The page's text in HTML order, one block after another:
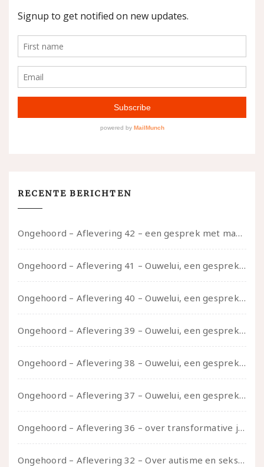
RECENTE BERICHTEN
Ongehoord – Aflevering 42 – een gesprek met marijn over seksueel opbloeien, het ouderschap uitvinden en verschillende leeftijden in je mee dragen
Ongehoord – Aflevering 41 – Ouwelui, een gesprek met Marcelle over polyamorie op latere leeftijd, (mantel)zorg voor je partners en seksueel plezier.
Ongehoord – Aflevering 40 – Ouwelui, een gesprek met Sadie Lune over vormende relaties en de geschiedenis van de queer pornobeweging
Ongehoord – Aflevering 39 – Ouwelui, een gesprek met Pepijn en Ivo over hun regenbooggezin, eigenzinnig ouder worden en Cruise Control
Ongehoord – Aflevering 38 – Ouwelui, een gesprek met vreer over behoefte aan geborgenheid en het behouden van je idealen
Ongehoord – Aflevering 37 – Ouwelui, een gesprek met non over seksualiteit, transitie en ageism
Ongehoord – Aflevering 36 – over transformative justice – in gesprek met Ella en carson
Ongehoord – Aflevering 32 – Over autisme en seksualiteit – in gesprek met Roos Reijbroek